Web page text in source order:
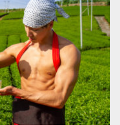
2023.02.11
AKIHITO(細マッチョ) 上腕二頭筋
八女 (福岡)